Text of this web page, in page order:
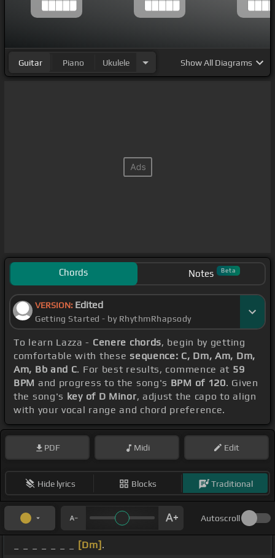
Guitar Piano Ukulele ShowAll Diagrams
Chords Notes Beta
VERSION: Edited
Getting Started - by RhythmRhapsody
To learn Lazza - Cenere chords, begin by getting
comfortable with thesesequence: C, Dm, Am, Dm,
Am, Bb and C. For best results, commence at 59
BPM and progress to the song's BPM of 120. Given
the song's key of D Minor, adjust the capo to align
with your vocal range and chord preference.
PDF Midi Edit
Hide lyrics Blocks Traditional
Autoscroll
[Dm] .